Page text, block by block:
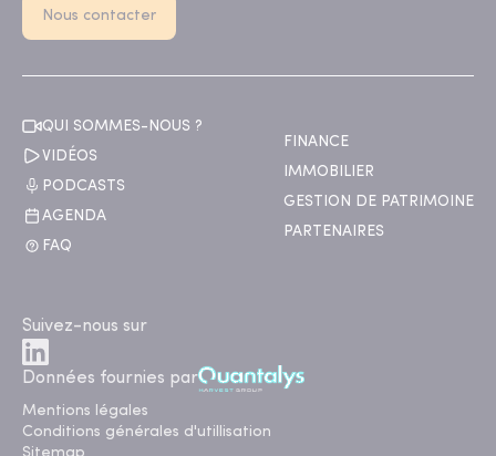
Nous contacter
QUI SOMMES-NOUS ?
VIDÉOS
PODCASTS
AGENDA
FAQ
FINANCE
IMMOBILIER
GESTION DE PATRIMOINE
PARTENAIRES
Suivez-nous sur
Données fournies par
Mentions légales
Conditions générales d'utillisation